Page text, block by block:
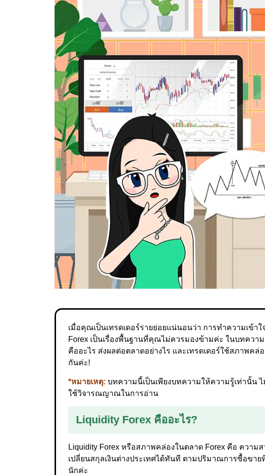
เมื่อคุณเป็นเทรดเดอร์รายย่อยแน่นอนว่า การทำความเข้า
Forex เป็นเรื่องพื้นฐานที่คุณไม่ควรมองข้ามค่ะ ในบทควา
คืออะไร ส่งผลต่อตลาดอย่างไร และเทรดเดอร์ใช้สภาพคล่
กันค่ะ!
*หมายเหตุ: บทความนี้เป็นเพียงบทความให้ความรู้เท่านั้น
ใช้วิจารณญาณในการอ่าน
Liquidity Forex คืออะไร?
Liquidity Forex หรือสภาพคล่องในตลาด Forex คือ ควา
เปลี่ยนสกุลเงินต่างประเทศได้ทันที ตามปริมาณการซื้อขา
นักค่ะ